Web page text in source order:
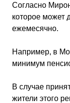
Согласно
которое может
ежемесячно.
Например, в
минимум
В случае
жители этого